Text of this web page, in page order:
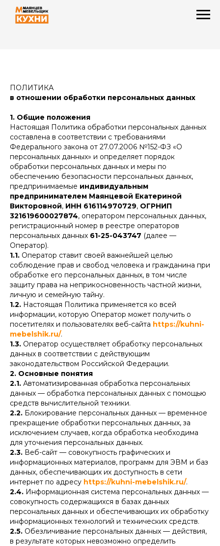
ПОЛИТИКА
в отношении обработки персональных данных
1. Общие положения
Настоящая Политика обработки персональных данных
составлена в соответствии с требованиями
Федерального закона от 27.07.2006 №152-ФЗ «О
персональных данных» и определяет порядок
обработки персональных данных и меры по
обеспечению безопасности персональных данных,
предпринимаемые индивидуальным
предпринимателем Маянцевой Екатериной
Викторовной, ИНН 616114970729, ОГРНИП
321619600027874, оператором персональных данных,
регистрационный номер в реестре операторов
персональных данных 61-25-043747 (далее —
Оператор).
1.1. Оператор ставит своей важнейшей целью
соблюдение прав и свобод человека и гражданина при
обработке его персональных данных, в том числе
защиту права на неприкосновенность частной жизни,
личную и семейную тайну.
1.2. Настоящая Политика применяется ко всей
информации, которую Оператор может получить о
посетителях и пользователях веб-сайта https://kuhni-
mebelshik.ru/.
1.3. Оператор осуществляет обработку персональных
данных в соответствии с действующим
законодательством Российской Федерации.
2. Основные понятия
2.1. Автоматизированная обработка персональных
данных — обработка персональных данных с помощью
средств вычислительной техники.
2.2. Блокирование персональных данных — временное
прекращение обработки персональных данных, за
исключением случаев, когда обработка необходима
для уточнения персональных данных.
2.3. Веб-сайт — совокупность графических и
информационных материалов, программ для ЭВМ и баз
данных, обеспечивающих их доступность в сети
интернет по адресу https://kuhni-mebelshik.ru/.
2.4. Информационная система персональных данных —
совокупность содержащихся в базах данных
персональных данных и обеспечивающих их обработку
информационных технологий и технических средств.
2.5. Обезличивание персональных данных — действия,
в результате которых невозможно определить